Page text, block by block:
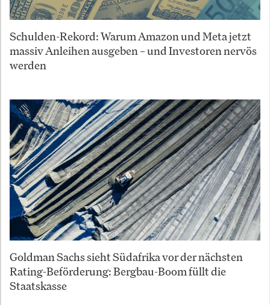
Schulden-Rekord: Warum Amazon und Meta jetzt
massiv Anleihen ausgeben – und Investoren nervös
werden
Goldman Sachs sieht Südafrika vor der nächsten
Rating-Beförderung: Bergbau-Boom füllt die
Staatskasse